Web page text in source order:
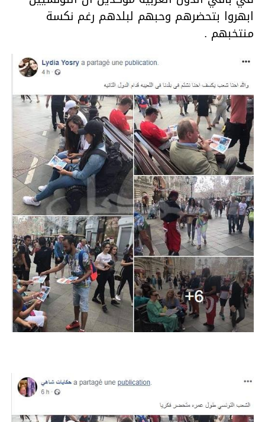
ابهروا بتحضرهم وحبهم لبلدهم رغم نكسة
منتخبهم .